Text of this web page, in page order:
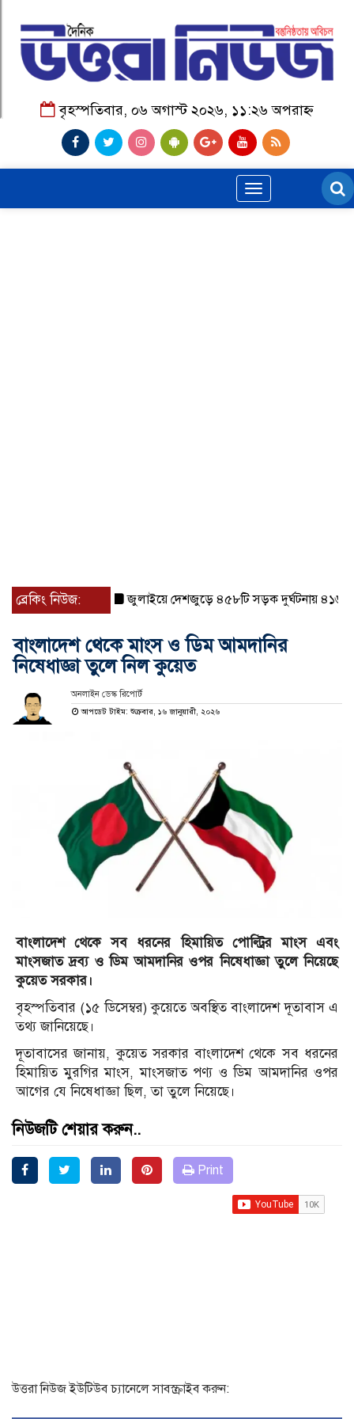
বৃহস্পতিবার, ০৬ অগাস্ট ২০২৬, ১১:২৬ অপরাহ্ন
Toggle
navigation
ব্রেকিং নিউজ: জুলাইয়ে দেশজুড়ে ৪৫৮টি সড়ক দুর্ঘটনায় ৪১৬ জন
বাংলাদেশ থেকে মাংস ও ডিম আমদানির
নিষেধাজ্ঞা তুলে নিল কুয়েত
অনলাইন ডেস্ক রিপোর্ট
আপডেট টাইম: শুক্রবার, ১৬ জানুয়ারী, ২০২৬
বাংলাদেশ থেকে সব ধরনের হিমায়িত পোল্ট্রির মাংস এবং
মাংসজাত দ্রব্য ও ডিম আমদানির ওপর নিষেধাজ্ঞা তুলে নিয়েছে
কুয়েত সরকার।
বৃহস্প‌তিবার (১৫ ডিসেম্বর) কুয়েতে অবস্থিত বাংলাদেশ দূতাবাস এ
তথ্য জা‌নি‌য়ে‌ছে।
দূতাবাসের জানায়, কুয়েত সরকার বাংলাদেশ থেকে সব ধরনের
হিমায়িত মুরগির মাংস, মাংসজাত পণ্য ও ডিম আমদানির ওপর
আগের যে নিষেধাজ্ঞা ছিল, তা তুলে নিয়েছে।
নিউজটি শেয়ার করুন..
Print
উত্তরা নিউজ ইউটিউব চ্যানেলে সাবস্ক্রাইব করুন: